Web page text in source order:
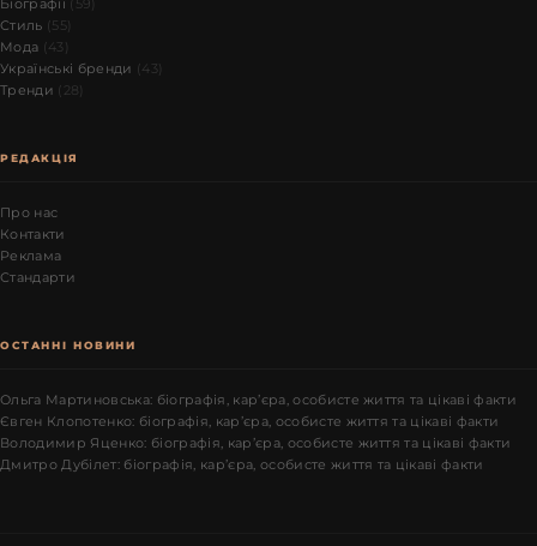
Біографії (59)
Стиль (55)
Мода (43)
Українські бренди (43)
Тренди (28)
РЕДАКЦІЯ
Про нас
Контакти
Реклама
Стандарти
ОСТАННІ НОВИНИ
Ольга Мартиновська: біографія, кар’єра, особисте життя та цікаві факти
Євген Клопотенко: біографія, кар’єра, особисте життя та цікаві факти
Володимир Яценко: біографія, кар’єра, особисте життя та цікаві факти
Дмитро Дубілет: біографія, кар’єра, особисте життя та цікаві факти